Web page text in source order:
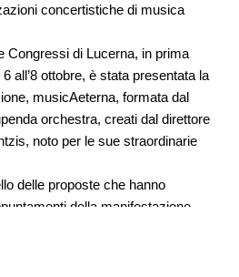
concertistiche di musica
Congressi di Lucerna, in prima
all’8 ottobre, è stata presentata la
musicAeterna, formata dal
orchestra, creati dal direttore
noto per le sue straordinarie
delle proposte che hanno
della manifestazione.
di Teodor Currentzis, che
corali e strumentali che